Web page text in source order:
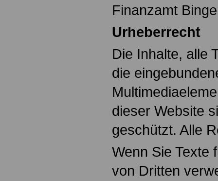
Finanzamt
Urheberrecht
Die Inhalte, alle
die
dieser Website
geschützt. Alle
Wenn Sie Texte
von Dritten